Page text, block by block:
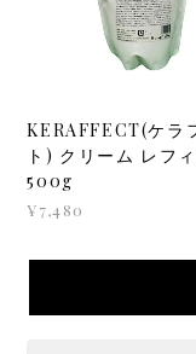
KERAFFECT(ケラ
ト) クリーム レフ
500g
¥7,480